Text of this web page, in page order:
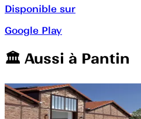
Disponible sur
Google Play
🏛️️ Aussi à Pantin